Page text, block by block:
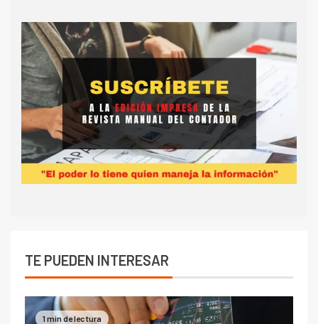
TE PUEDEN INTERESAR
1 min de lectura